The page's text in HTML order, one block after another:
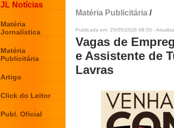
JL Notícias
Matéria
Jornalística
Matéria
Publicitária
Artigo
Click do Leitor
Publ. Oficial
Matéria Publicitária /
Publicada em: 25/05/2026 08:50 -
Vagas de
e Assistente de
Lavras